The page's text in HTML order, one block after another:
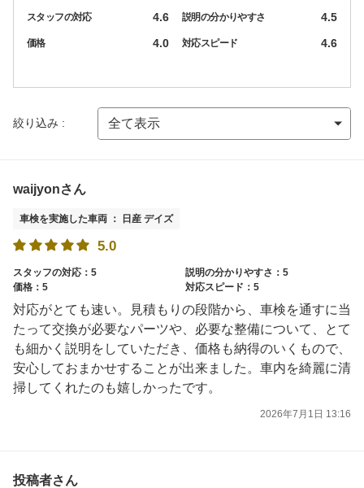
スタッフの対応 4.6 説明の分かりやすさ 4.5
価格 4.0 対応スピード 4.6
絞り込み :
waijyonさん
車検を実施した車両 ： 日産 デイズ
5.0
スタッフの対応：5
説明の分かりやすさ：5
価格：5
対応スピード：5
対応がとても速い。見積もりの段階から、車検を通すに当
たって交換が必要なパーツや、必要な整備について、とて
も細かく説明をしていただき、価格も納得のいくもので、
安心しておまかせすることが出来ました。車内を綺麗に清
掃してくれたのも嬉しかったです。
2026年7月1日 13:16
投稿者さん